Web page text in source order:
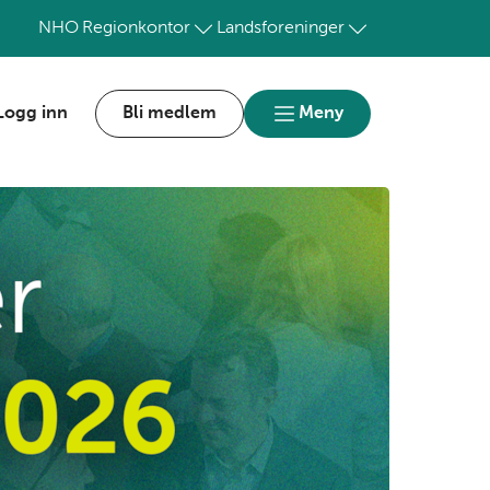
NHO Regionkontor Landsforeninger
inn Bli medlem Meny